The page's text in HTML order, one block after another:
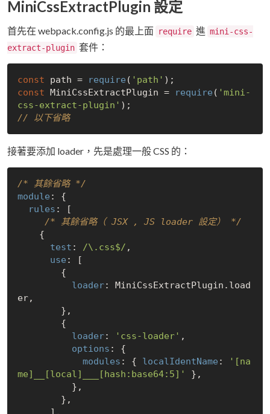
MiniCssExtractPlugin 設定
首先在 webpack.config.js 的最上面 require 進 mini-css-
extract-plugin 套件：
const path = require ( 'path'
const MiniCssExtractPlugin = require ( 'mini-
css-extract-plugin'
// 以下省略
接著要添加 loader，先是處理一般 CSS 的：
/* 其餘省略 */
module : {
rules : [
/* 其餘省略（ JSX , JS loader 設定） */
test : /\.css$/ ,
use : [
loader: MiniCssExtractPlugin.load
er,
loader: 'css-loader' ,
options : {
modules : { localIdentName :
'[na
me]__[local]___[hash:base64:5]'
},